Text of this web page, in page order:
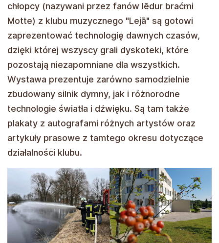
chłopcy (nazywani przez fanów lēdur braćmi
Motte) z klubu muzycznego "Lejā" są gotowi
zaprezentować technologię dawnych czasów,
dzięki której wszyscy grali dyskoteki, które
pozostają niezapomniane dla wszystkich.
Wystawa prezentuje zarówno samodzielnie
zbudowany silnik dymny, jak i różnorodne
technologie światła i dźwięku. Są tam także
plakaty z autografami różnych artystów oraz
artykuły prasowe z tamtego okresu dotyczące
działalności klubu.